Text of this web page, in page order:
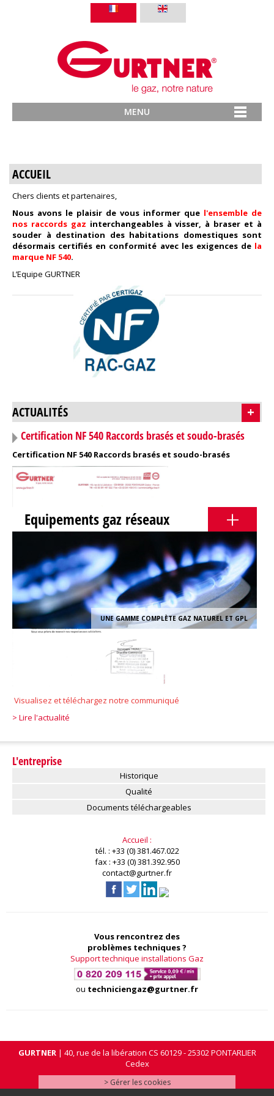
MENU
Equipements gaz réseaux +
UNE GAMME COMPLÈTE GAZ NATUREL ET GPL
ACCUEIL
Chers clients et partenaires,
Nous avons le plaisir de vous informer que l'ensemble de
nos raccords gaz interchangeables à visser, à braser et à
souder à destination des habitations domestiques sont
désormais certifiés en conformité avec les exigences de la
marque NF 540.
L’Equipe GURTNER
+
ACTUALITÉS
Certification NF 540 Raccords brasés et soudo-brasés
Certification NF 540 Raccords brasés et soudo-brasés
Visualisez ettéléchargez notre communiqué
> Lire l'actualité
L'entreprise
Historique
Qualité
Documents téléchargeables
Accueil :
tél. : +33 (0) 381.467.022
fax : +33 (0) 381.392.950
contact@gurtner.fr
Vous rencontrez des
problèmes techniques ?
Support technique installations Gaz
ou techniciengaz@gurtner.fr
GURTNER| 40, rue de la libération CS 60129 - 25302 PONTARLIER
Cedex
> Gérer les cookies